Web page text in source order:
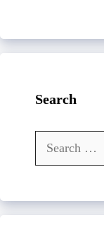
Search
Search
for: